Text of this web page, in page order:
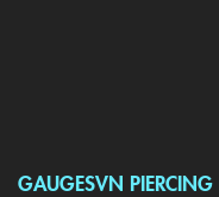
GAUGESVN PIERCING